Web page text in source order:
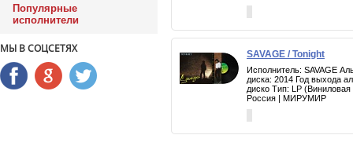
Популярные
исполнители
МЫ В СОЦСЕТЯХ SAVAGE / Tonight
Исполнитель: SAVAGE
диска: 2014 Год выхода
диско Тип: LP
Россия | МИРУМИР